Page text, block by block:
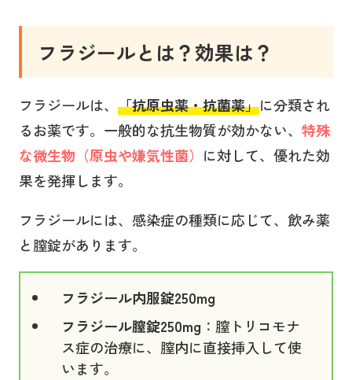
フラジールとは？効果は？
フラジールは、 「抗原虫薬・抗菌薬」に分類され
るお薬です。一般的な抗生物質が効かない、 特殊
な微生物（原虫や嫌気性菌） に対して、優れた効
果を発揮します。
フラジールには、感染症の種類に応じて、飲み薬
と膣錠があります。
フラジール内服錠250mg
フラジール膣錠250mg ：膣トリコモナ
ス症の治療に、膣内に直接挿入して使
います。